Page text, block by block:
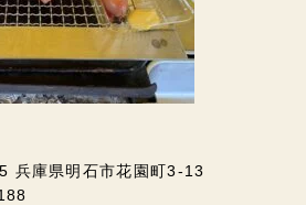
庫県明石市花園町3-13